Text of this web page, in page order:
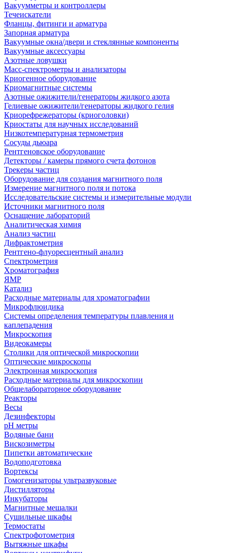
Вакуумметры и контроллеры
Течеискатели
Фланцы, фитинги и арматура
Запорная арматура
Вакуумные окна/двери и стеклянные компоненты
Вакуумные аксессуары
Азотные ловушки
Масс-спектрометры и анализаторы
Криогенное оборудование
Криомагнитные системы
Азотные ожижители/генераторы жидкого азота
Гелиевые ожижители/генераторы жидкого гелия
Криорефрежераторы (криоголовки)
Криостаты для научных исследований
Низкотемпературная термометрия
Сосуды дьюара
Рентгеновское оборудование
Детекторы / камеры прямого счета фотонов
Трекеры частиц
Оборудование для создания магнитного поля
Измерение магнитного поля и потока
Исследовательские системы и измерительные модули
Источники магнитного поля
Оснащение лабораторий
Аналитическая химия
Анализ частиц
Дифрактометрия
Рентгено-флуоресцентный анализ
Спектрометрия
Хроматография
ЯМР
Катализ
Расходные материалы для хроматографии
Микрофлюидика
Системы определения температуры плавления и
каплепадения
Микроскопия
Видеокамеры
Столики для оптической микроскопии
Оптические микроскопы
Электронная микроскопия
Расходные материалы для микроскопии
Общелабораторное оборудование
Реакторы
Весы
Дезинфекторы
рН метры
Водяные бани
Вискозиметры
Пипетки автоматические
Водоподготовка
Вортексы
Гомогенизаторы ультразвуковые
Дистилляторы
Инкубаторы
Магнитные мешалки
Сушильные шкафы
Термостаты
Спектрофотометрия
Вытяжные шкафы